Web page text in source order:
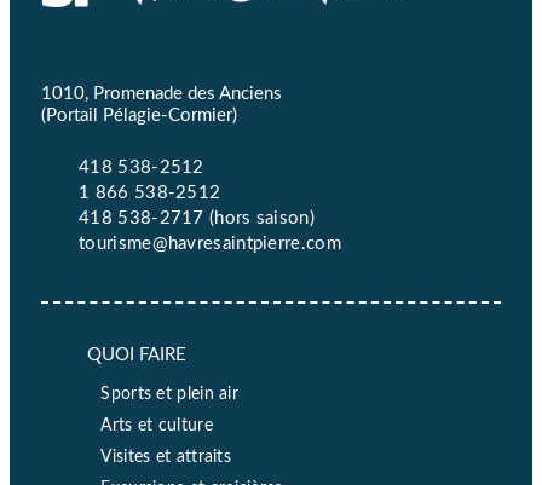
1010, Promenade des Anciens
(Portail Pélagie-Cormier)
418 538-2512
1 866 538-2512
418 538-2717 (hors saison)
tourisme@havresaintpierre.com
QUOI FAIRE
Sports et plein air
Arts et culture
Visites et attraits